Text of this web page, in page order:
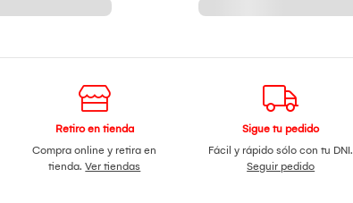
Retiro en tienda
Compra online y retira en
tienda.Ver tiendas
Sigue tu pedido
Fácil y rápido sólo con tu DNI.
Seguir pedido